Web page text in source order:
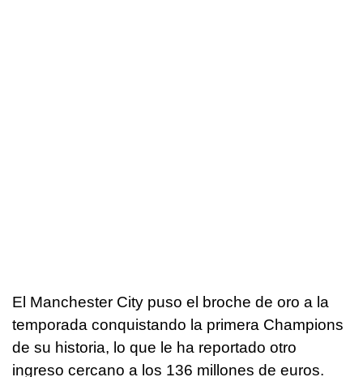
El Manchester City puso el broche de oro a la
temporada conquistando la primera Champions
de su historia, lo que le ha reportado otro
ingreso cercano a los 136 millones de euros.